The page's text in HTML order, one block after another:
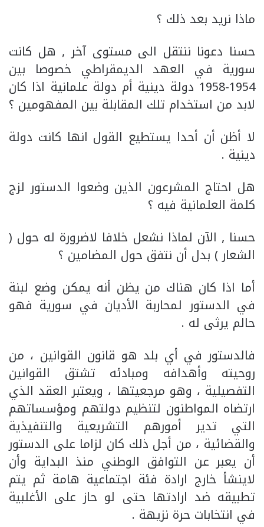
ماذا نريد بعد ذلك ؟
حسنا دعونا ننتقل الى مستوى آخر , هل كانت
سورية في العهد الديمقراطي خصوصا بين
1954-1958 دولة دينية أم دولة علمانية اذا كان
لابد من استخدام تلك المقابلة بين المفهومين ؟
لا أظن أن أحدا يستطيع القول انها كانت دولة
دينية .
هل احتاج المشرعون الذين وضعوا الدستور لزج
كلمة العلمانية فيه ؟
حسنا , الآن لماذا نشعل خلافا لاضرورة له حول (
الشعار ) بدل أن نتفق حول المضامين ؟
أما اذا كان هناك من يظن أنه يمكن وضع لبنة
في الدستور لمحاربة الأديان في سورية فهو
حالم يرثى له .
فالدستور في أي بلد هو قانون القوانين ، من
روحيته وأهدافه ومبادئه تشتق القوانين
التفصيلية ، وهو مرجعيتها ، ويعتبر العقد الذي
ارتضاه المواطنون لتنظيم دولتهم ومؤسساتهم
التي تدير أمورهم التشريعية والتنفيذية
والقضائية ، من أجل ذلك كان لزاما على الدستور
أن يعبر عن التوافق الوطني منذ البداية وأن
لاينشأ خارج ارادة فئة اجتماعية هامة ثم يتم
تطبيقه ضد ارادتها حتى لو حاز على الأغلبية
في انتخابات حرة نزيهة .